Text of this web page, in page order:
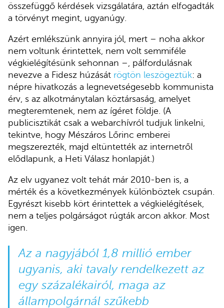
összefüggő kérdések vizsgálatára, aztán elfogadták
a törvényt megint, ugyanúgy.
Azért emlékszünk annyira jól, mert – noha akkor
nem voltunk érintettek, nem volt semmiféle
végkielégítésünk sehonnan –, pálfordulásnak
nevezve a Fidesz húzását rögtön leszögeztük: a
népre hivatkozás a legnevetségesebb kommunista
érv, s az alkotmánytalan köztársaság, amelyet
megteremtenek, nem az ígéret földje. (A
publicisztikát csak a webarchívról tudjuk linkelni,
tekintve, hogy Mészáros Lőrinc emberei
megszerezték, majd eltüntették az internetről
elődlapunk, a Heti Válasz honlapját.)
Az elv ugyanez volt tehát már 2010-ben is, a
mérték és a következmények különböztek csupán.
Egyrészt kisebb kört érintettek a végkielégítések,
nem a teljes polgárságot rúgták arcon akkor. Most
igen.
Az a nagyjából 1,8 millió ember
ugyanis, aki tavaly rendelkezett az
egy százalékairól, maga az
állampolgárnál szűkebb